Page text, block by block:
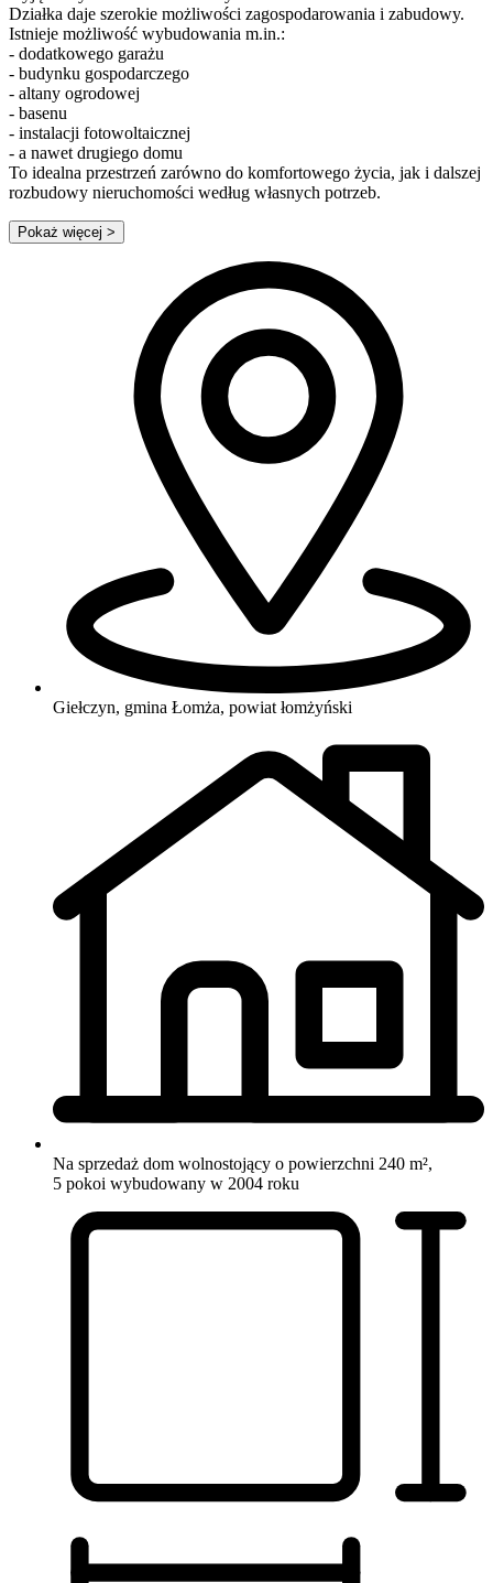
Działka daje szerokie możliwości zagospodarowania i zabudowy.
Istnieje możliwość wybudowania m.in.:
- dodatkowego garażu
- budynku gospodarczego
- altany ogrodowej
- basenu
- instalacji fotowoltaicznej
- a nawet drugiego domu
To idealna przestrzeń zarówno do komfortowego życia, jak i dalszej
rozbudowy nieruchomości według własnych potrzeb.
Pokaż więcej >
Giełczyn, gmina Łomża, powiat łomżyński
Na sprzedaż dom wolnostojący o powierzchni 240 m²,
5 pokoi wybudowany w 2004 roku